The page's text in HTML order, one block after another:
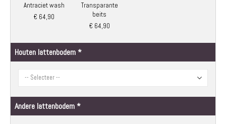
Antraciet wash
€ 64,90
Transparante
beits
€ 64,90
Houten lattenbodem
Andere lattenbodem